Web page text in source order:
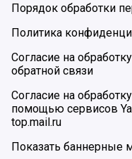
Порядок обработки
Политика
Согласие на
обратной связи
Согласие на
помощью сервисов
top.mail.ru
Показать баннерные